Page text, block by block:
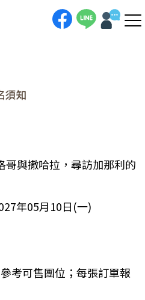
哥與撒哈拉，尋訪加那利的
年05月10日(一)
考可售團位；每張訂單報